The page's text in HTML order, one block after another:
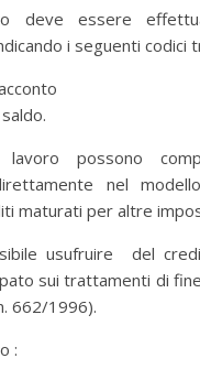
deve essere
i seguenti codici
possono
nel
maturati per altre
usufruire del
sui trattamenti di
662/1996).
: